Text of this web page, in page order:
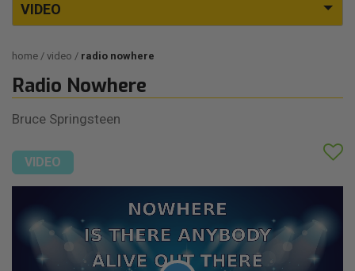
VIDEO
home video radio nowhere
Radio Nowhere
Bruce Springsteen
VIDEO